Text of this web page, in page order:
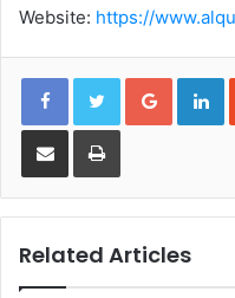
Website: https://
Google+
Share via Email Print
Related Articles